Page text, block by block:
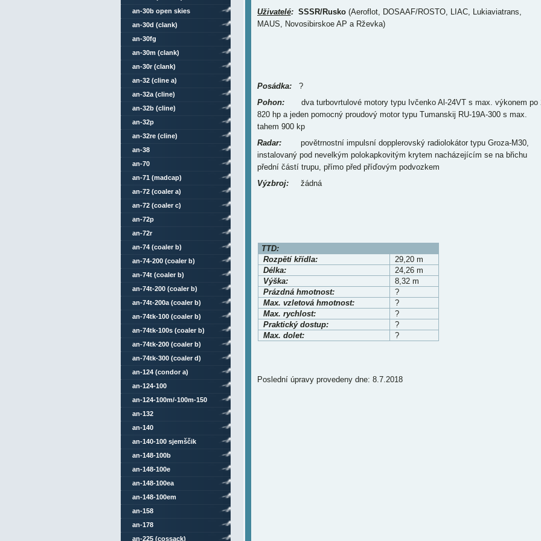
Uživatelé: SSSR/Rusko (Aeroflot, DOSAAF/ROSTO, LIAC, Lukiaviatrans,
MAUS, Novosibirskoe AP a Rževka)
Posádka:?
Pohon:dva turbovrtulové motory typu Ivčenko Al-24VT s max. výkonem po
820 hp a jeden pomocný proudový motor typu Tumanskij RU-19A-300 s max.
tahem 900 kp
Radar:povětrnostní impulsní dopplerovský radiolokátor typu Groza-M30,
instalovaný pod nevelkým polokapkovitým krytem nacházejícím se na břichu
přední částí trupu, přímo před příďovým podvozkem
Výzbroj:žádná
TTD:
Rozpětí křídla:
29,20 m
Délka:
24,26 m
Výška:
8,32 m
Prázdná hmotnost:
?
Max. vzletová hmotnost:
?
Max. rychlost:
?
Praktický dostup:
?
Max. dolet:
?
Poslední úpravy provedeny dne: 8.7.2018
an-30b open skies
an-30d (clank)
an-30fg
an-30m (clank)
an-30r (clank)
an-32 (cline a)
an-32a (cline)
an-32b (cline)
an-32p
an-32re (cline)
an-38
an-70
an-71 (madcap)
an-72 (coaler a)
an-72 (coaler c)
an-72p
an-72r
an-74 (coaler b)
an-74-200 (coaler b)
an-74t (coaler b)
an-74t-200 (coaler b)
an-74t-200a (coaler b)
an-74tk-100 (coaler b)
an-74tk-100s (coaler b)
an-74tk-200 (coaler b)
an-74tk-300 (coaler d)
an-124 (condor a)
an-124-100
an-124-100m/-100m-150
an-132
an-140
an-140-100 sjemščik
an-148-100b
an-148-100e
an-148-100ea
an-148-100em
an-158
an-178
an-225 (cossack)